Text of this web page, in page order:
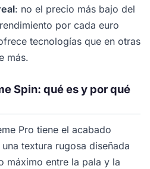
: no el precio más bajo del
por cada euro
tecnologías que en otras
más.
Spin: qué es y por qué
Pro tiene el acabado
textura rugosa diseñada
máximo entre la pala y la